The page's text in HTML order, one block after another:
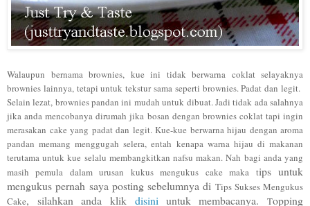
Walaupun bernama brownies, kue ini tidak berwarna coklat selayaknya
brownies lainnya, tetapi untuk tekstur sama seperti brownies. Padat dan legit.
Selain lezat, brownies pandan ini mudah untuk dibuat. Jadi tidak ada salahnya
jika anda mencobanya dirumah jika bosan dengan brownies coklat tapi ingin
merasakan cake yang padat dan legit. Kue-kue berwarna hijau dengan aroma
pandan memang menggugah selera, entah kenapa warna hijau di makanan
terutama untuk kue selalu membangkitkan nafsu makan.Nah bagi andayang
masih pemula dalam urusan kukus mengukus cakemaka tips untuk
mengukus pernah saya posting sebelumnya di Tips Sukses Mengukus
Cake, silahkan anda klik disini untuk membacanya.Topping